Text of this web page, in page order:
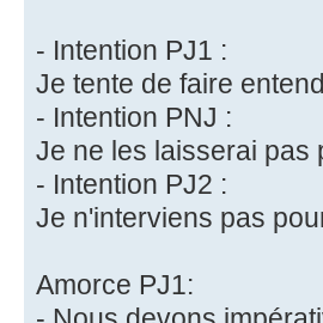
- Intention PJ1 :
Je tente de faire
- Intention PNJ :
Je ne les laisserai pas
- Intention PJ2 :
Je n'interviens pas
Amorce PJ1: